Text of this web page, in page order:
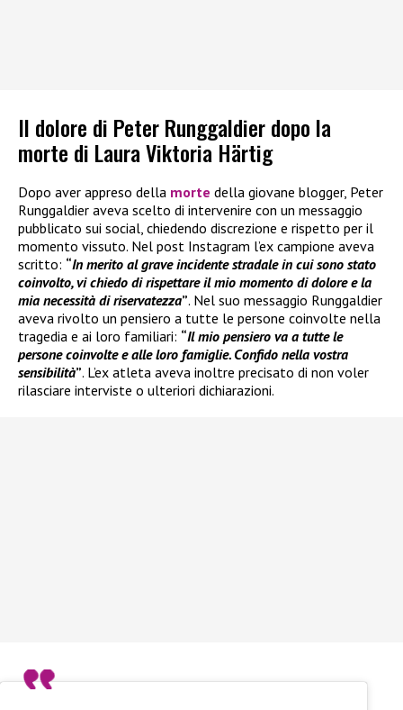
Il dolore di Peter Runggaldier dopo la
morte di Laura Viktoria Härtig
Dopo aver appreso della morte della giovane blogger, Peter
Runggaldier aveva scelto di intervenire con un messaggio
pubblicato sui social, chiedendo discrezione e rispetto per il
momento vissuto. Nel post Instagram l’ex campione aveva
scritto: “In merito al grave incidente stradale in cui sono stato
coinvolto, vi chiedo di rispettare il mio momento di dolore e la
mia necessità di riservatezza”. Nel suo messaggio Runggaldier
aveva rivolto un pensiero a tutte le persone coinvolte nella
tragedia e ai loro familiari: “Il mio pensiero va a tutte le
persone coinvolte e alle loro famiglie. Confido nella vostra
sensibilità”. L’ex atleta aveva inoltre precisato di non voler
rilasciare interviste o ulteriori dichiarazioni.